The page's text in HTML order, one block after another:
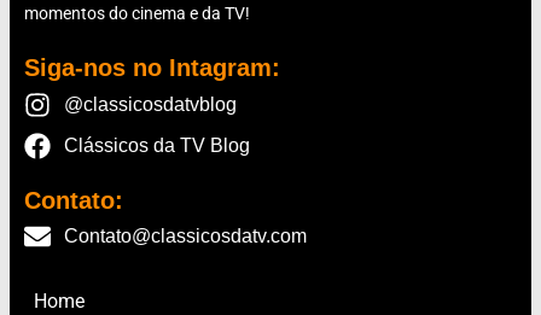
momentos do cinema e da TV!
Siga-nos no Intagram:
@classicosdatvblog
Clássicos da TV Blog
Contato:
Contato@classicosdatv.com
Home